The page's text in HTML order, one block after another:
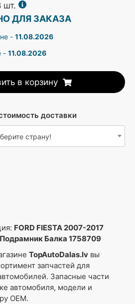
шт.
ДЛЯ ЗАКАЗА
- 11.08.2026
- 11.08.2026
в корзину
доставки
страну!
FORD FIESTA 2007-2017
Балка 1758709
TopAutoDalas.lv вы
запчастей для
Запасные части
автомобиля, модели и
OEM.